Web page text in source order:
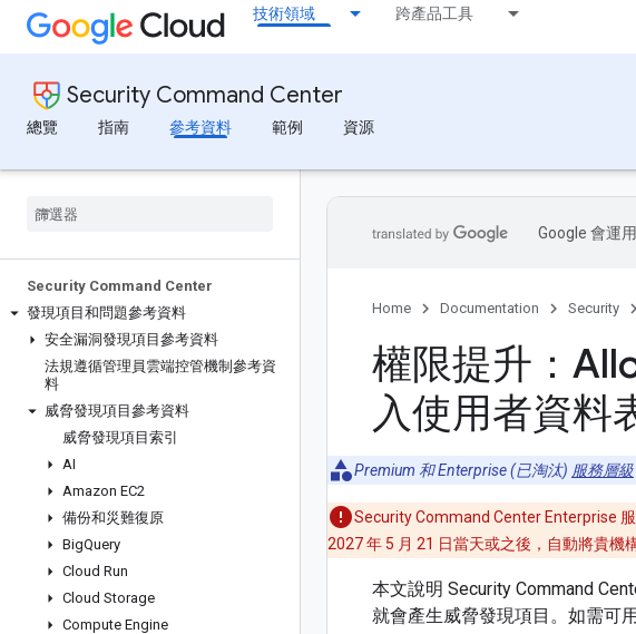
技術領域 跨產品工具
Security Command Center
總覽
指南 參考資料 範例 資源
Security Command Center
發現項目和問題參考資料
安全漏洞發現項目參考資料
法規遵循管理員雲端控管機制參考資
料
威脅發現項目參考資料
威脅發現項目索引
AI
Amazon EC2
備份和災難復原
BigQuery
Cloud Run
Cloud Storage
Compute Engine
Google 會運
Home Documentation Security
權限提升：
入使用者資料
Premium 和 Enterprise (已淘汰) 服務層級
Security Command Center Enterprise
2027 年 5 月 21 日當天或之後，自動將貴
本文說明 Security Command
就會產生威脅發現項目。如需可